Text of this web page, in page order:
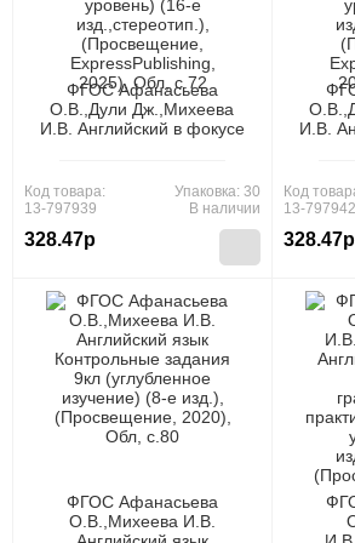
ФГОС Афанасьева
О.В.,Дули Дж.,Михеева
И.В. Английский в фокусе
(базовый уровень) (16-е
изд.,стереотип.),
ExpressPublishing, 2025),
Код товара:
13-797939
328.47р
Упаковка: 30
В наличии
И.В.
Код
13-797942
328.47р
ФГОС Афанасьева
О.В.,Михеева И.В.